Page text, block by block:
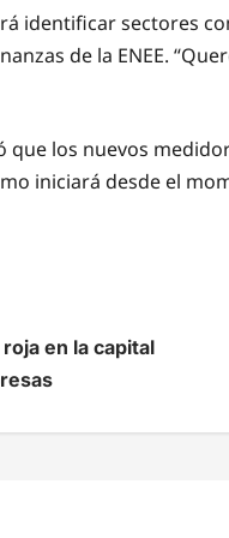
identificar sectores
de la ENEE.
que los nuevos
iniciará desde el
en la capital